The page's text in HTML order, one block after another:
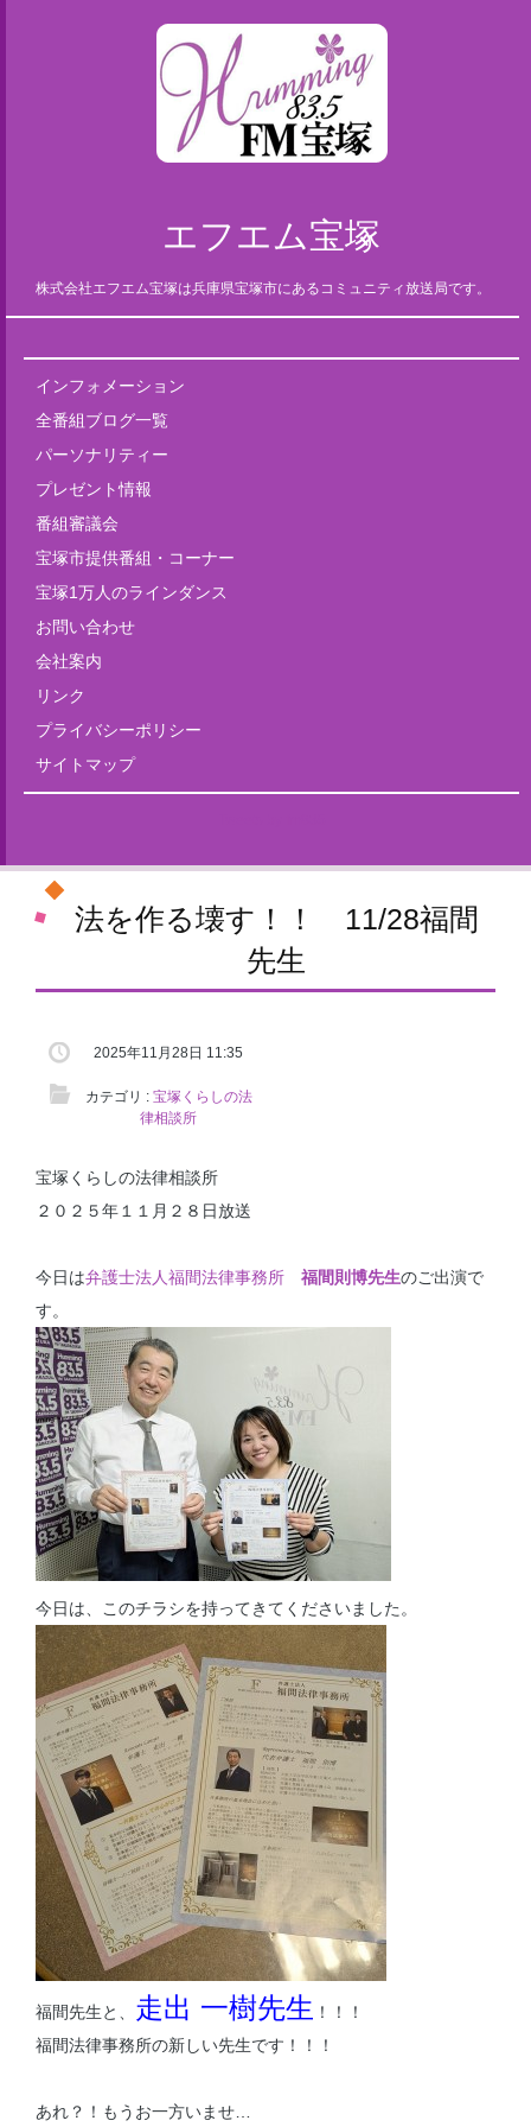
エフエム宝塚
株式会社エフエム宝塚は兵庫県宝塚市にあるコミュニティ放送局です。
インフォメーション
全番組ブログ一覧
パーソナリティー
プレゼント情報
番組審議会
宝塚市提供番組・コーナー
宝塚1万人のラインダンス
お問い合わせ
会社案内
リンク
プライバシーポリシー
サイトマップ
法を作る壊す！！ 11/28福間
先生
2025年11月28日 11:35
カテゴリ : 宝塚くらしの法
律相談所
宝塚くらしの法律相談所
２０２５年１１月２８日放送
今日は弁護士法人福間法律事務所 福間則博先生のご出演で
す。
今日は、このチラシを持ってきてくださいました。
福間先生と、 走出 一樹先生 ！！！
福間法律事務所の新しい先生です！！！
あれ？！もうお一方いませ…